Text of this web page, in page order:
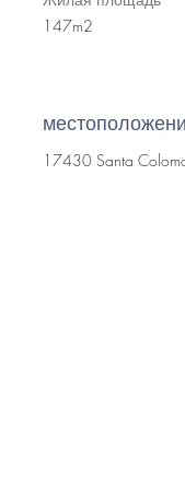
147m2
17430 Santa